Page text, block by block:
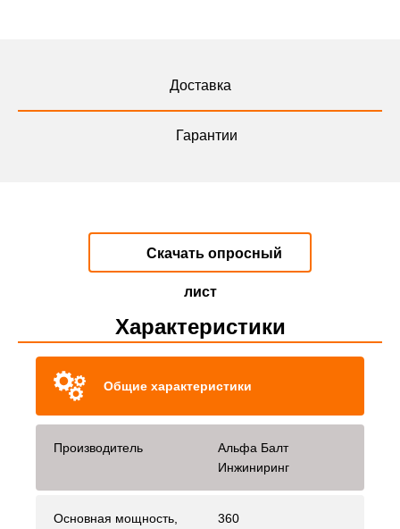
Доставка
Гарантии
Скачать опросный
лист
Характеристики
Общие характеристики
Производитель
Альфа Балт
Инжиниринг
Основная мощность,
360